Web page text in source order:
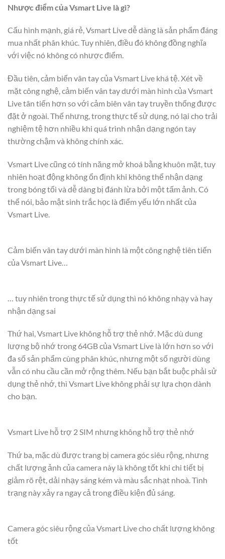
Nhược điểm của Vsmart Live là gì?
Cấu hình mạnh, giá rẻ, Vsmart Live dễ dàng là sản phẩm đáng
mua nhất phân khúc. Tuy nhiên, điều đó không đồng nghĩa
với việc nó không có nhược điểm.
Đầu tiên, cảm biến vân tay của Vsmart Live khá tệ. Xét về
mặt công nghệ, cảm biến vân tay dưới màn hình của Vsmart
Live tân tiến hơn so với cảm biên vân tay truyền thống được
đặt ở ngoài. Thế nhưng, trong thực tế sử dụng, nó lại cho trải
nghiệm tệ hơn nhiều khi quá trình nhận dạng ngón tay
thường chậm và không chính xác.
Vsmart Live cũng có tính năng mở khoá bằng khuôn mặt, tuy
nhiên hoạt động không ổn định khi không thể nhận dạng
trong bóng tối và dễ dàng bị đánh lừa bởi một tấm ảnh. Có
thể nói, bảo mật sinh trắc học là điểm yếu lớn nhất của
Vsmart Live.
Cảm biến vân tay dưới màn hình là một công nghệ tiên tiến
của Vsmart Live…
… tuy nhiên trong thực tế sử dụng thì nó không nhạy và hay
nhận dạng sai
Thứ hai, Vsmart Live không hỗ trợ thẻ nhớ. Mặc dù dung
lượng bộ nhớ trong 64GB của Vsmart Live là lớn hơn so với
đa số sản phẩm cùng phân khúc, nhưng một số người dùng
vẫn có nhu cầu cần mở rộng thêm. Nếu bạn bắt buộc phải sử
dụng thẻ nhớ, thì Vsmart Live không phải sự lựa chọn dành
cho bạn.
Vsmart Live hỗ trợ 2 SIM nhưng không hỗ trợ thẻ nhớ
Thứ ba, mặc dù được trang bị camera góc siêu rộng, nhưng
chất lượng ảnh của camera này là không tốt khi chi tiết bị
giảm rõ rệt, dải nhạy sáng kém và màu sắc nhạt nhoà. Tình
trạng này xảy ra ngay cả trong điều kiện đủ sáng.
Camera góc siêu rộng của Vsmart Live cho chất lượng không
tốt